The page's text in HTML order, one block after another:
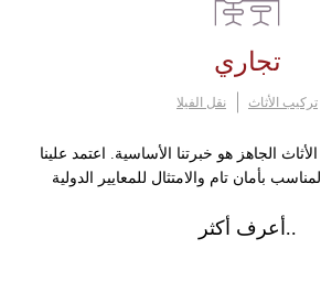
تجاري
نقل الفيلا تركيب الأثاث
الجاهز هو خبرتنا الأساسية. اعتمد علينا
أعرف أكثر..